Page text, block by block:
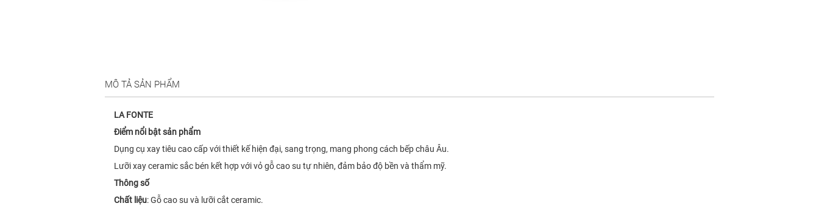
MÔ TẢ SẢN PHẨM
LA FONTE
Điểm nổi bật sản phẩm
Dụng cụ xay tiêu cao cấp với thiết kế hiện đại, sang trọng, mang phong cách bếp châu Âu.
Lưỡi xay ceramic sắc bén kết hợp với vỏ gỗ cao su tự nhiên, đảm bảo độ bền và thẩm mỹ.
Thông số
Chất liệu: Gỗ cao su và lưỡi cắt ceramic.